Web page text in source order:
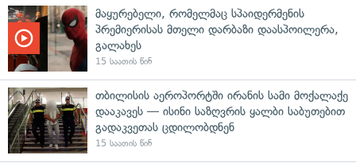
მაყურებელი, რომელმაც სპაიდერმენის
პრემიერისას მთელი დარბაზი დაასპოილერა,
გალახეს
15 საათის წინ
თბილისის აეროპორტში ირანის სამი მოქალაქე
დააკავეს — ისინი საზღვრის ყალბი საბუთებით
გადაკვეთას ცდილობდნენ
15 საათის წინ